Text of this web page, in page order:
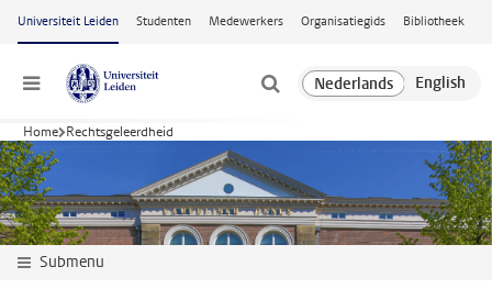
Ga naar hoofdinhoud
Universiteit Leiden Studenten Medewerkers Organisatiegids Bibliotheek
Menu
Home Rechtsgeleerdheid
Submenu